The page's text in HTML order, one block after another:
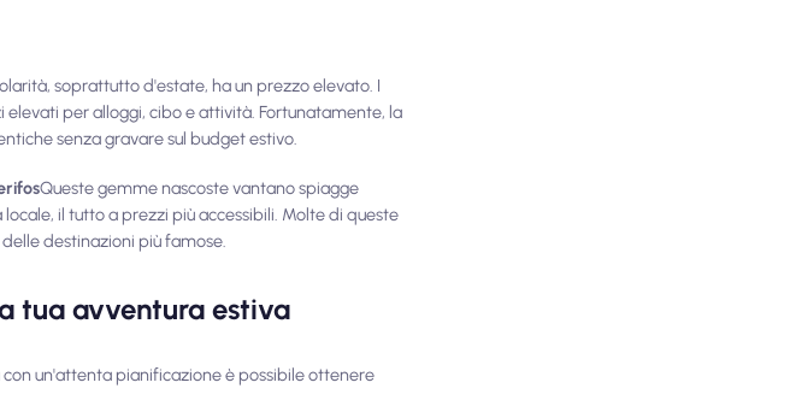
soprattutto d'estate, ha un prezzo elevato. I
per alloggi, cibo e attività. Fortunatamente, la
senza gravare sul budget estivo.
Queste gemme nascoste vantano spiagge
il tutto a prezzi più accessibili. Molte di queste
destinazioni più famose.
tua avventura estiva
un'attenta pianificazione è possibile ottenere